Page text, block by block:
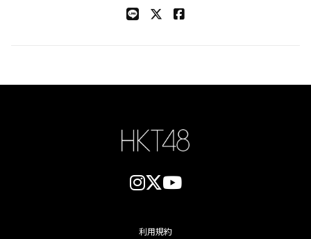
利用規約